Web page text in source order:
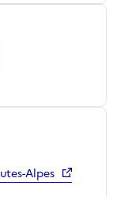
Alpes